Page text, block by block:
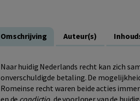
Omschrijving Auteur(s)
Naar huidig Nederlands recht kan zich
onverschuldigde betaling. De
Romeinse recht waren beide acties
en de condictio, de voorloper van de